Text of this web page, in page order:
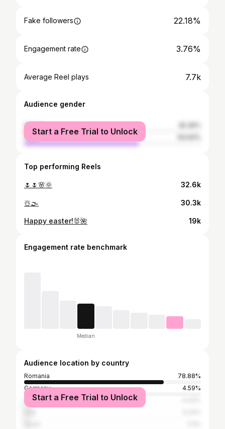
Fake followers 22.18%
Engagement rate 3.76%
Average Reel plays 7.7k
Audience gender
female
male
Start a Free Trial to Unlock
Top performing Reels
🌷🌷🌸🌞 32.6k
☃️🌫️ 30.3k
Happy easter!🐰🌺 19k
Engagement rate benchmark
Median
Audience location by country
Romania
78.88%
Germany
4.59%
United Kingdom
Start a Free Trial to Unlock